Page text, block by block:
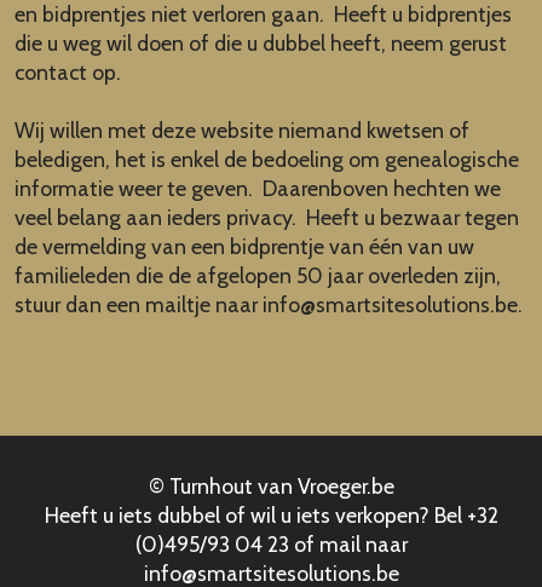
en bidprentjes niet verloren gaan. Heeft u bidprentjes
die u weg wil doen of die u dubbel heeft, neem gerust
contact op.
Wij willen met deze website niemand kwetsen of
beledigen, het is enkel de bedoeling om genealogische
informatie weer te geven. Daarenboven hechten we
veel belang aan ieders privacy. Heeft u bezwaar tegen
de vermelding van een bidprentje van één van uw
familieleden die de afgelopen 50 jaar overleden zijn,
stuur dan een mailtje naarinfo@smartsitesolutions.be.
© Turnhout van Vroeger.be
Heeft u iets dubbel of wil u iets verkopen? Bel +32
(0)495/93 04 23 of mail naar
info@smartsitesolutions.be